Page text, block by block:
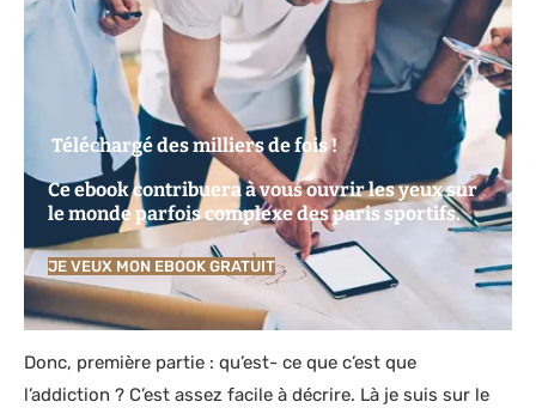
Téléchargé des milliers de fois !
Ce ebook contribuera à vous ouvrir les yeux sur
le monde parfois complexe des paris sportifs.
JE VEUX MON EBOOK GRATUIT
Donc, première partie : qu’est- ce que c’est que
l’addiction ? C’est assez facile à décrire. Là je suis sur le